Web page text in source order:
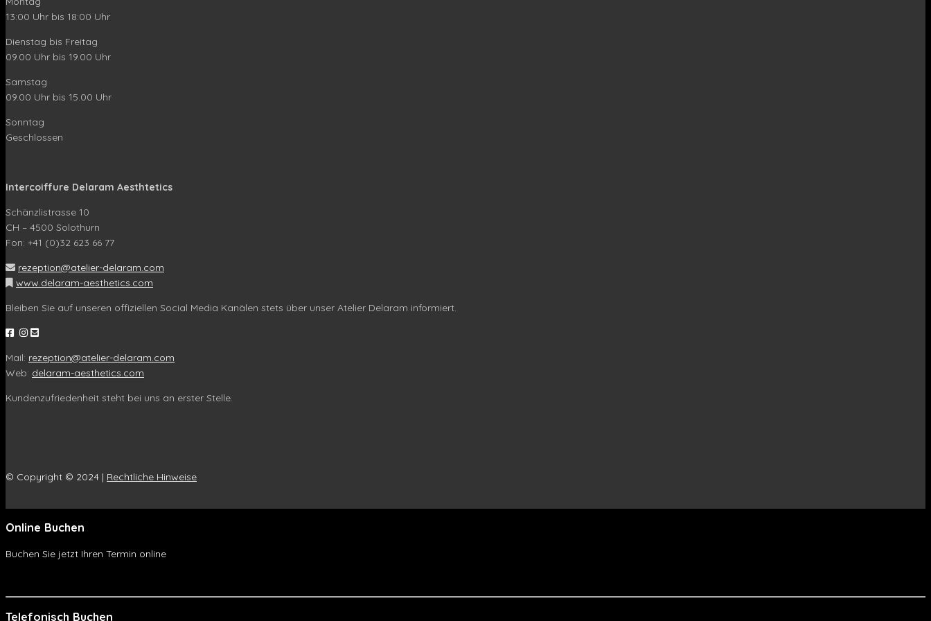
13:00 Uhr bis 18:00 Uhr
Dienstag bis Freitag
09.00 Uhr bis 19.00 Uhr
Samstag
09.00 Uhr bis 15.00 Uhr
Sonntag
Geschlossen
Intercoiffure Delaram Aesthtetics
Schänzlistrasse 10
CH – 4500 Solothurn
Fon: +41 (0)32 623 66 77
rezeption@atelier-delaram.com
www.delaram-aesthetics.com
Bleiben Sie auf unseren offiziellen Social Media Kanälen stets über unser Atelier Delaram informiert.
Mail: rezeption@atelier-delaram.com
Web: delaram-aesthetics.com
Kundenzufriedenheit steht bei uns an erster Stelle.
© Copyright © 2024 | Rechtliche Hinweise
Online Buchen
Buchen Sie jetzt Ihren Termin online
Telefonisch Buchen